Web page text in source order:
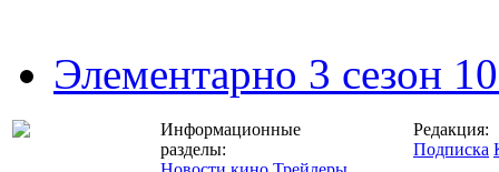
Элементарно 3 сезон
Информационные
разделы:
Редакция:
Подписка